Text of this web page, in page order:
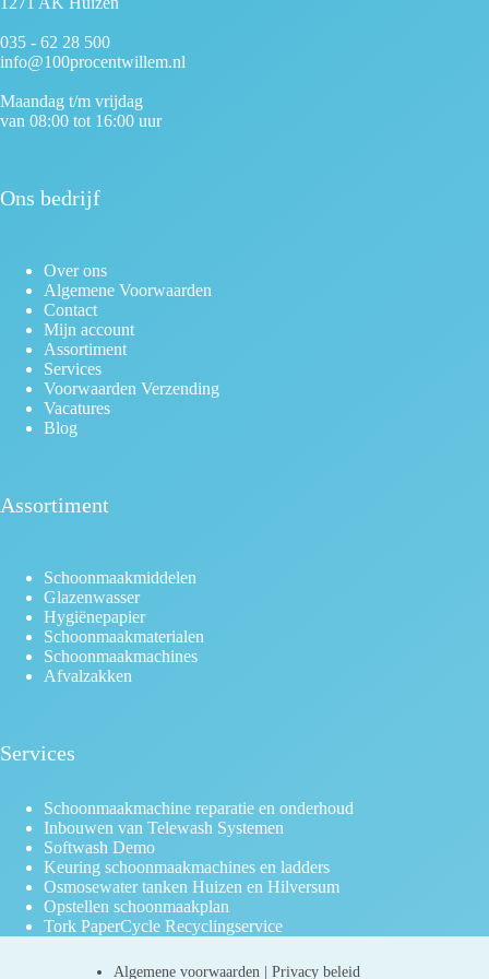
035 - 62 28 500
info@100procentwillem.nl
Maandag t/m vrijdag
van 08:00 tot 16:00 uur
Ons bedrijf
Over ons
Algemene Voorwaarden
Contact
Mijn account
Assortiment
Services
Voorwaarden Verzending
Vacatures
Blog
Assortiment
Schoonmaakmiddelen
Glazenwasser
Hygiënepapier
Schoonmaakmaterialen
Schoonmaakmachines
Afvalzakken
Services
Schoonmaakmachine reparatie en onderhoud
Inbouwen van Telewash Systemen
Softwash Demo
Keuring schoonmaakmachines en ladders
Osmosewater tanken Huizen en Hilversum
Opstellen schoonmaakplan
Tork PaperCycle Recyclingservice
Algemene voorwaarden |Privacy beleid